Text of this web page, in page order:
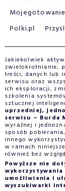
Polki.pl
Jakiekolwiek
zwielokrotnianie,
treści, danych lub
serwisu oraz
ich eksploracji,
szkolenia
sztucznej
uprzedniej,
serwisu – Burda
wyraźnej i
sposób
innego
w ramach
również bez
Powyższe nie
umożliwienia i
wyszukiwarki